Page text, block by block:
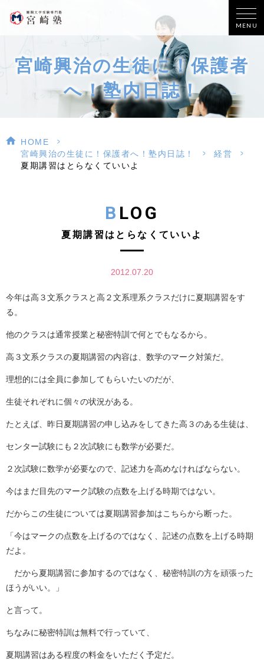
MENU
宮崎興治の生徒に！保護者
へ！塾内日誌！
HOME
>
宮崎興治の生徒に！保護者へ！塾内日誌！
> 経営
>
夏期講習はとらなくていいよ
BLOG
夏期講習はとらなくていいよ
2012.07.20
今年は高３文系クラスと高２文系理系クラスだけに夏期講習をす
る。
他のクラスは通常授業と秘密特訓で何とでもなるから。
高３文系クラスの夏期講習の内容は、数学のマーク対策だ。
理想的には全員に参加してもらいたいのだが、
生徒それぞれに個々の状況がある。
たとえば、昨日夏期講習の申し込みをしてきた高３のある生徒は、
センター試験にも２次試験にも数学が必要だ。
２次試験に数学が必要なので、記述力を高めなければならない。
今はまだ目先のマーク試験の点数を上げる時期ではない。
だからこの生徒については夏期講習参加はこちらから断った。
「今はマークの点数を上げるのではなく、記述の点数を上げる時期
だよ。
だから夏期講習に参加するのではなく、秘密特訓の方を頑張った
ほうがいい。」
と言って。
ちなみに秘密特訓は無料で行っていて、
夏期講習はある程度の料金をいただく予定だ。